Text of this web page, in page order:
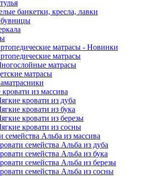
банкетки, кресла, лавки
матрасы - Новинки
матрасы
матрасы
матрасы
из массива
кровати из дуба
кровати из бука
кровати из березы
кровати из сосны
семейства Альба из массива
семейства Альба из дуба
семейства Альба из бука
семейства Альба из березы
семейства Альба из сосны